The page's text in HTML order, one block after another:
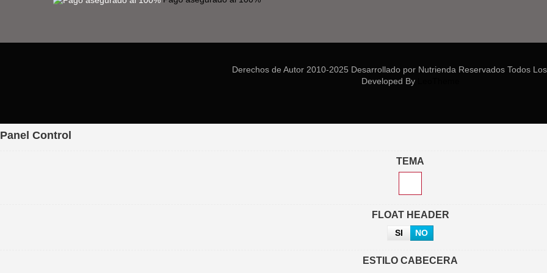
Derechos de Autor 2010-2025 Desarrollado por Nutrienda Reservados Todos
Developed By
Panel Control
TEMA
FLOAT HEADER
SI NO
ESTILO CABECERA